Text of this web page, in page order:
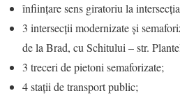
înființare sens giratoriu la
3 intersecții modernizate și
de la Brad, cu Schitului – str.
3 treceri de pietoni semaforizate;
4 stații de transport public;